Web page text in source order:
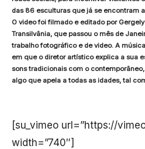
das 86 esculturas que já se encontram
O video foi filmado e editado por
Transilvânia, que passou o mês de
trabalho fotográfico e de video. A
em que o diretor artístico explica a sua
sons tradicionais com o
algo que apela a todas as idades, tal
[su_vimeo url=”https://
width=”740″]